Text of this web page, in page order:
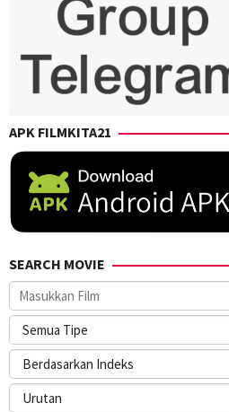
APK FILMKITA21
SEARCH MOVIE